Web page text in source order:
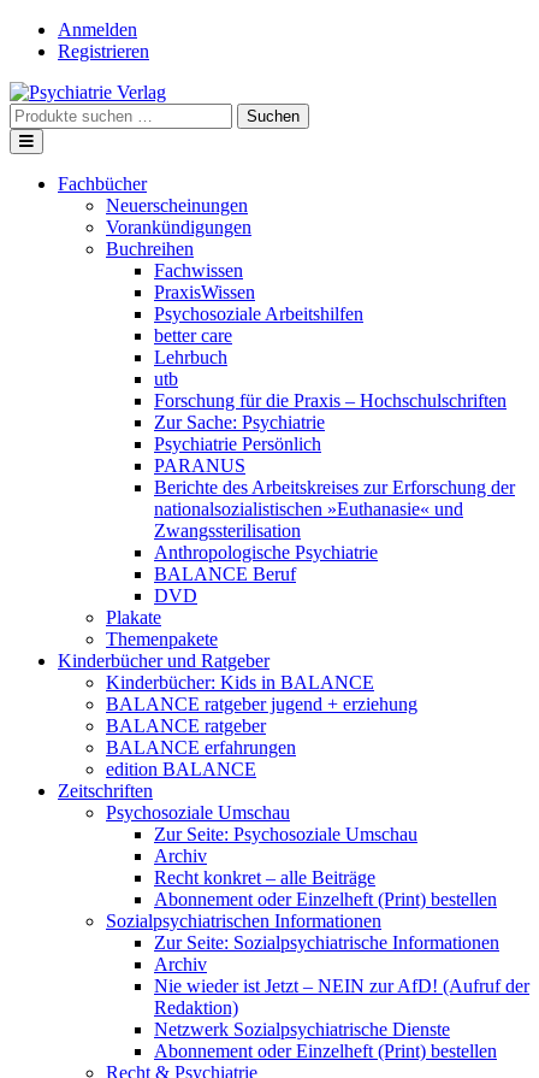
Skip
Anmelden
Registrieren
Suche
nach:
Suchen
Fachbücher
Neuerscheinungen
Vorankündigungen
Buchreihen
Fachwissen
PraxisWissen
Psychosoziale Arbeitshilfen
better care
Lehrbuch
utb
Forschung für die Praxis – Hochschulschriften
Zur Sache: Psychiatrie
Psychiatrie Persönlich
PARANUS
Berichte des Arbeitskreises zur Erforschung der
nationalsozialistischen »Euthanasie« und
Zwangssterilisation
Anthropologische Psychiatrie
BALANCE Beruf
DVD
Plakate
Themenpakete
Kinderbücher und Ratgeber
Kinderbücher: Kids in BALANCE
BALANCE ratgeber jugend + erziehung
BALANCE ratgeber
BALANCE erfahrungen
edition BALANCE
Zeitschriften
Psychosoziale Umschau
Zur Seite: Psychosoziale Umschau
Archiv
Recht konkret – alle Beiträge
Abonnement oder Einzelheft (Print) bestellen
Sozialpsychiatrischen Informationen
Zur Seite: Sozialpsychiatrische Informationen
Archiv
Nie wieder ist Jetzt – NEIN zur AfD! (Aufruf der
Redaktion)
Netzwerk Sozialpsychiatrische Dienste
Abonnement oder Einzelheft (Print) bestellen
Recht & Psychiatrie